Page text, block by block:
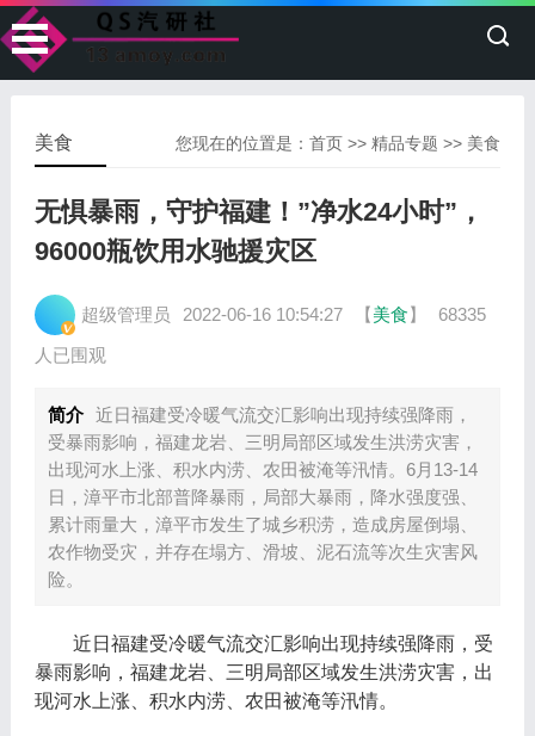
您现在的位置是：首页 >>精品专题 >> 美食
美食
无惧暴雨，守护福建！”净水24小时”，
96000瓶饮用水驰援灾区
超级管理员 2022-06-16 10:54:27 【美食】
68335
人已围观
简介 近日福建受冷暖气流交汇影响出现持续强降雨，
受暴雨影响，福建龙岩、三明局部区域发生洪涝灾害，
出现河水上涨、积水内涝、农田被淹等汛情。6月13-14
日，漳平市北部普降暴雨，局部大暴雨，降水强度强、
累计雨量大，漳平市发生了城乡积涝，造成房屋倒塌、
农作物受灾，并存在塌方、滑坡、泥石流等次生灾害风
险。
近日 福建受冷暖气流交汇影响出现持续强降雨， 受
暴雨影响，福建龙岩、三明局部区域发生洪涝灾害，出
现河水上涨、积水内涝、农田被淹等汛情。